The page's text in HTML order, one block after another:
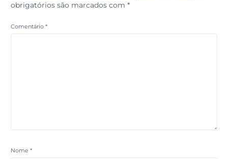
obrigatórios são marcados com*
Comentário*
Nome*